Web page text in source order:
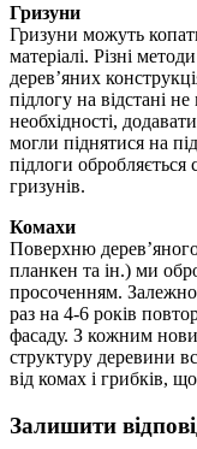
Гризуни
Гризуни можуть
матеріалі. Різні
дерев’яних
підлогу на відстані
необхідності,
могли піднятися на
підлоги
гризунів.
Комахи
Поверхню
планкен та ін.) ми
просоченням.
раз на 4-6 років
фасаду. З кожним
структуру деревини
від комах і грибків,
Залишити